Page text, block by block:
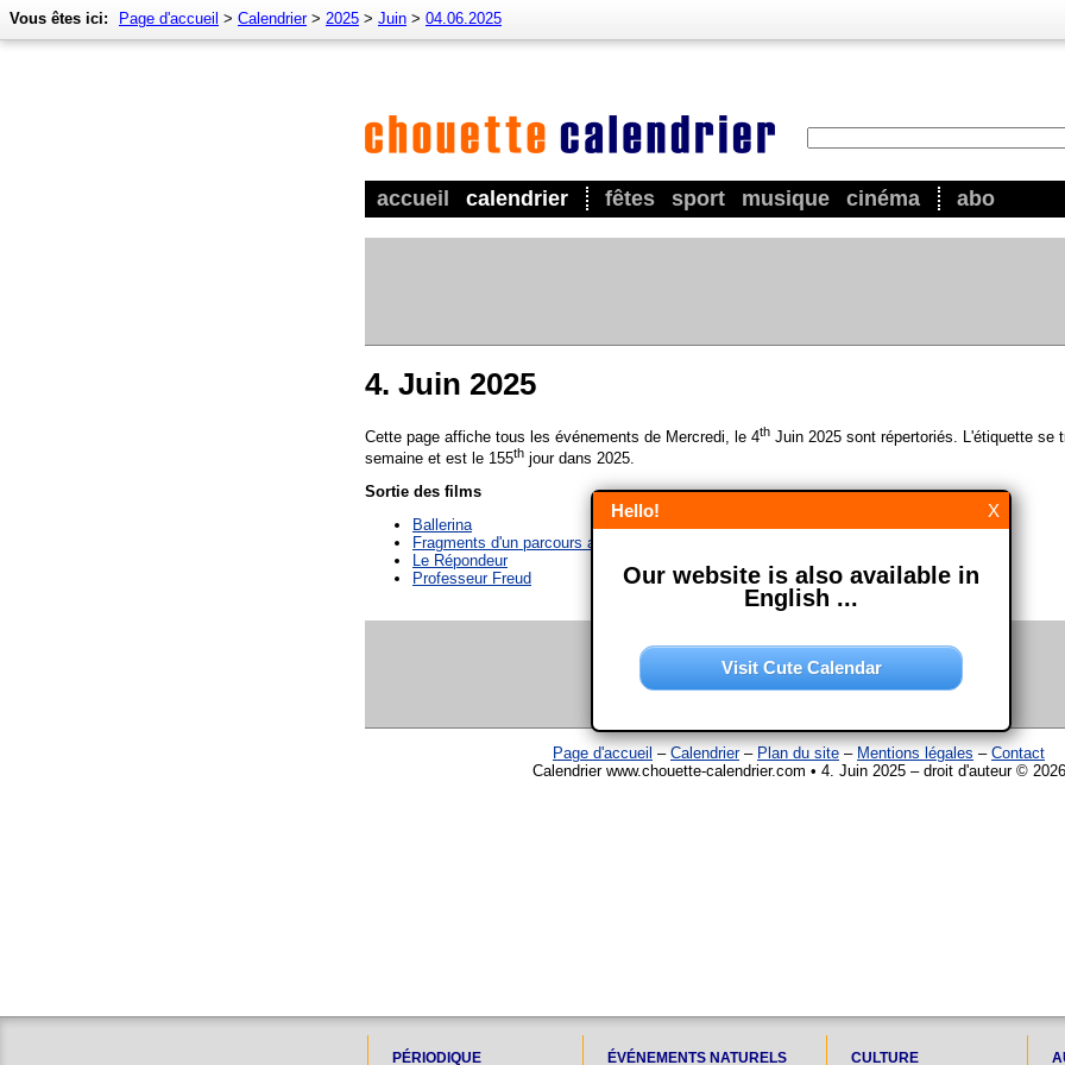
accueil calendrier fêtes sport musique cinéma abo
Vous êtes ici: Page d'accueil > Calendrier> 2025 > Juin > 04.06.2025
4. Juin 2025
Cette page affiche tous les événements de Mercredi, le 4th Juin 2025 sont répertoriés. L'étiquette se
semaine et est le 155th jour dans 2025.
Sortie des films
Ballerina
Fragments d'un parcours amoureux de Chloé Barreau
Le Répondeur
Professeur Freud
Page d'accueil – Calendrier– Plan du site – Mentions légales – Contact
Calendrier www.chouette-calendrier.com • 4. Juin 2025 – droit d'auteur © 2026
PÉRIODIQUE ÉVÉNEMENTS NATURELS CULTURE
X
Hello!
Our website is also available in
English ...
Visit Cute Calendar